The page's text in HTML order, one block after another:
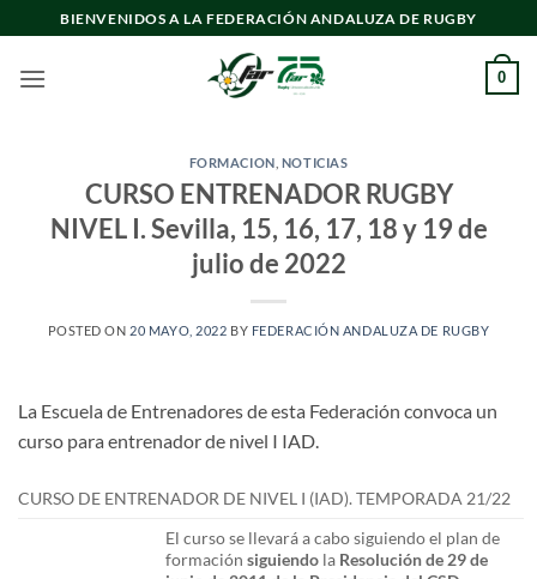
al
contenido
BIENVENIDOS A LA FEDERACIÓN ANDALUZA DE RUGBY
0
FORMACION NOTICIAS
CURSO ENTRENADOR RUGBY
NIVEL I. Sevilla, 15, 16, 17, 18 y 19 de
julio de 2022
POSTED ON 20 MAYO, 2022 BY FEDERACIÓN ANDALUZA DE RUGBY
La Escuela de Entrenadores de esta Federación convoca un
curso para entrenador de nivel I IAD.
CURSO DE ENTRENADOR DE NIVEL I (IAD). TEMPORADA 21/22
El curso se llevará a cabo siguiendo el plan de
formaciónsiguiendo la Resolución de 29 de